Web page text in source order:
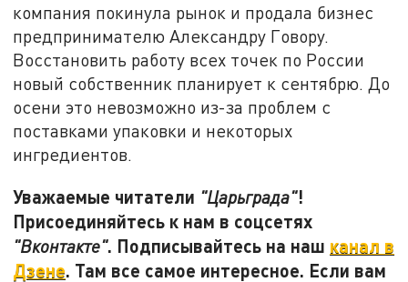
компания покинула рынок и продала бизнес
предпринимателю Александру Говору.
Восстановить работу всех точек по России
новый собственник планирует к сентябрю. До
осени это невозможно из-за проблем с
поставками упаковки и некоторых
ингредиентов.
Уважаемые читатели "Царьграда"!
Присоединяйтесь к нам в соцсетях
"Вконтакте". Подписывайтесь на наш канал в
Дзене. Там все самое интересное. Если вам